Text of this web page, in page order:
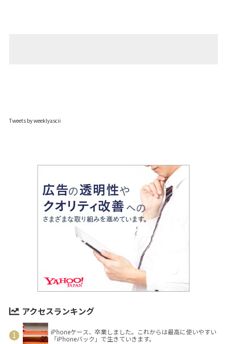
Tweets by weeklyascii
アクセスランキング
iPhoneケース、卒業しました。これからは最高に使いやすい
「iPhoneバック」で生きていきます。